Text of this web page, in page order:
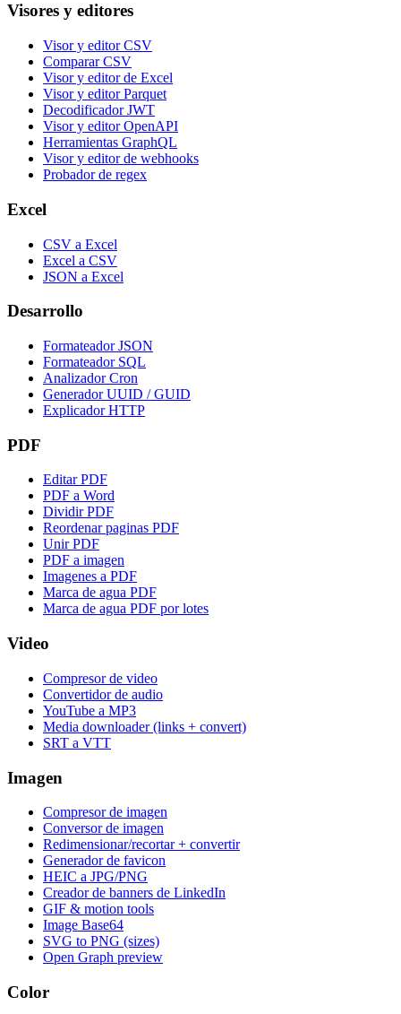
Visores y editores
Visor y editor CSV
Comparar CSV
Visor y editor de Excel
Visor y editor Parquet
Decodificador JWT
Visor y editor OpenAPI
Herramientas GraphQL
Visor y editor de webhooks
Probador de regex
Excel
CSV a Excel
Excel a CSV
JSON a Excel
Desarrollo
Formateador JSON
Formateador SQL
Analizador Cron
Generador UUID / GUID
Explicador HTTP
PDF
Editar PDF
PDF a Word
Dividir PDF
Reordenar paginas PDF
Unir PDF
PDF a imagen
Imagenes a PDF
Marca de agua PDF
Marca de agua PDF por lotes
Video
Compresor de video
Convertidor de audio
YouTube a MP3
Media downloader (links + convert)
SRT a VTT
Imagen
Compresor de imagen
Conversor de imagen
Redimensionar/recortar + convertir
Generador de favicon
HEIC a JPG/PNG
Creador de banners de LinkedIn
GIF & motion tools
Image Base64
SVG to PNG (sizes)
Open Graph preview
Color